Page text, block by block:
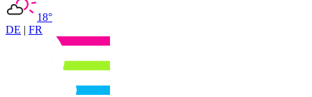
18°
DE | FR